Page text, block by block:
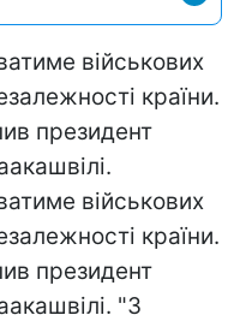
військових
країни.
президент
військових
країни.
президент
"З